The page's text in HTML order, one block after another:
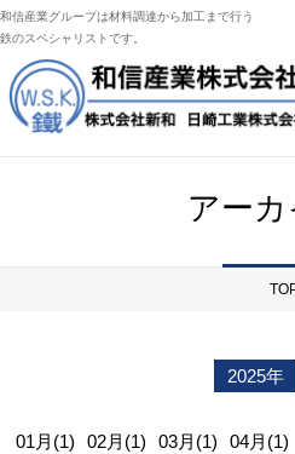
和信産業グループは材料調達から加工まで行う
鉄のスペシャリストです。
アー
2025年
01月(1) 02月(1) 03月(1) 04月(1)